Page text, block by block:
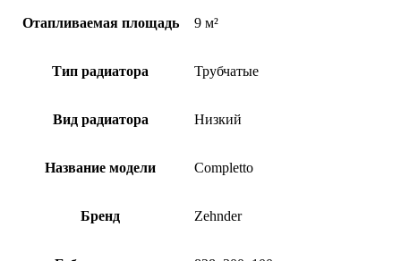
Отапливаемая площадь 9 м²
Тип радиатора Трубчатые
Вид радиатора Низкий
Название модели Completto
Бренд Zehnder